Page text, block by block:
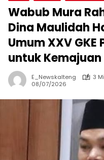
Wabub Mura
Dina Maulidah
Umum XXV
untuk Kemajuan
E_Newskalteng
3
08/07/2026